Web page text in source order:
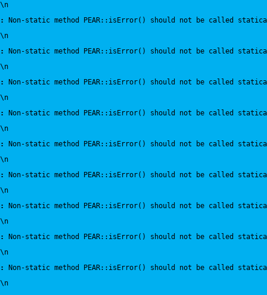
\n
:
Non-static method PEAR::isError() should not be called
\n
:
Non-static method PEAR::isError() should not be called
\n
:
Non-static method PEAR::isError() should not be called
\n
:
Non-static method PEAR::isError() should not be called
\n
:
Non-static method PEAR::isError() should not be called
\n
:
Non-static method PEAR::isError() should not be called
\n
:
Non-static method PEAR::isError() should not be called
\n
:
Non-static method PEAR::isError() should not be called
\n
:
Non-static method PEAR::isError() should not be called
\n